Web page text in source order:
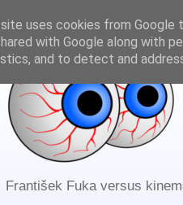
František Fuka versus
uses cookies from Google
with Google along with
and to detect and